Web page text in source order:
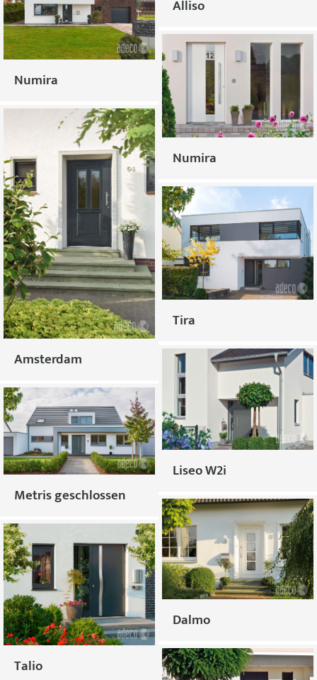
Numira
Amsterdam
Metris geschlossen
Talio
Alliso
Numira
Tira
Liseo W2i
Dalmo